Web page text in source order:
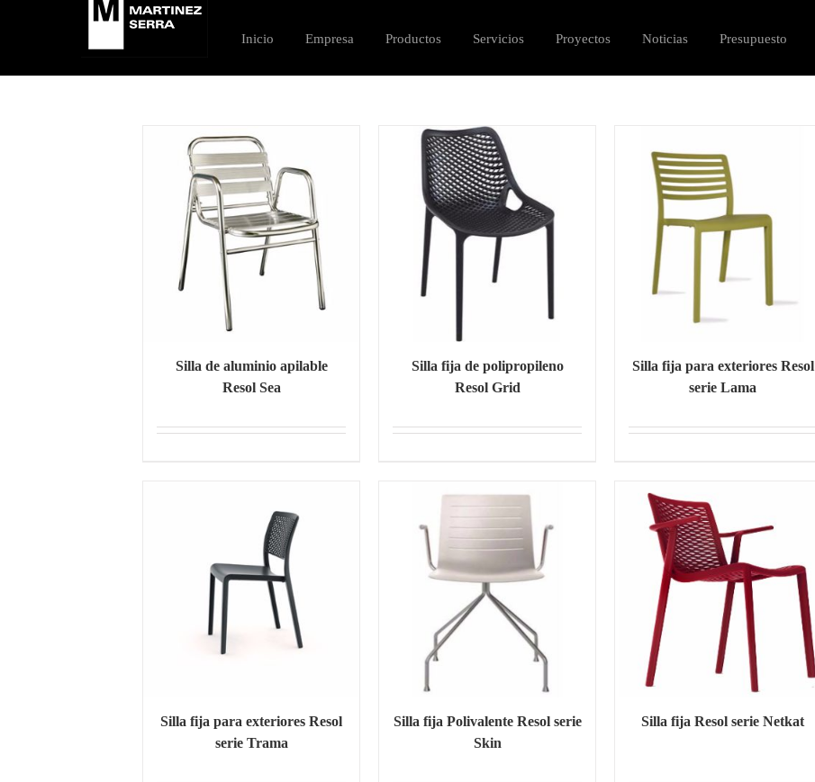
Inicio Empresa Productos Servicios Proyectos Noticias Presupuesto
Silla de aluminio apilable
Resol Sea
Silla fija de polipropileno
Resol Grid
Silla fija para exteriores Resol
serie Lama
Silla fija para exteriores Resol
serie Trama
Silla fija Polivalente Resol serie
Skin
Silla fija Resol serie Netkat